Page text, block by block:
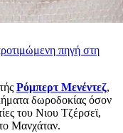
πηγή στη
Ρόμπερτ Μενέντεζ,
δωροδοκίας όσον
του Νιου Τζέρσεϊ,
Μανχάταν.